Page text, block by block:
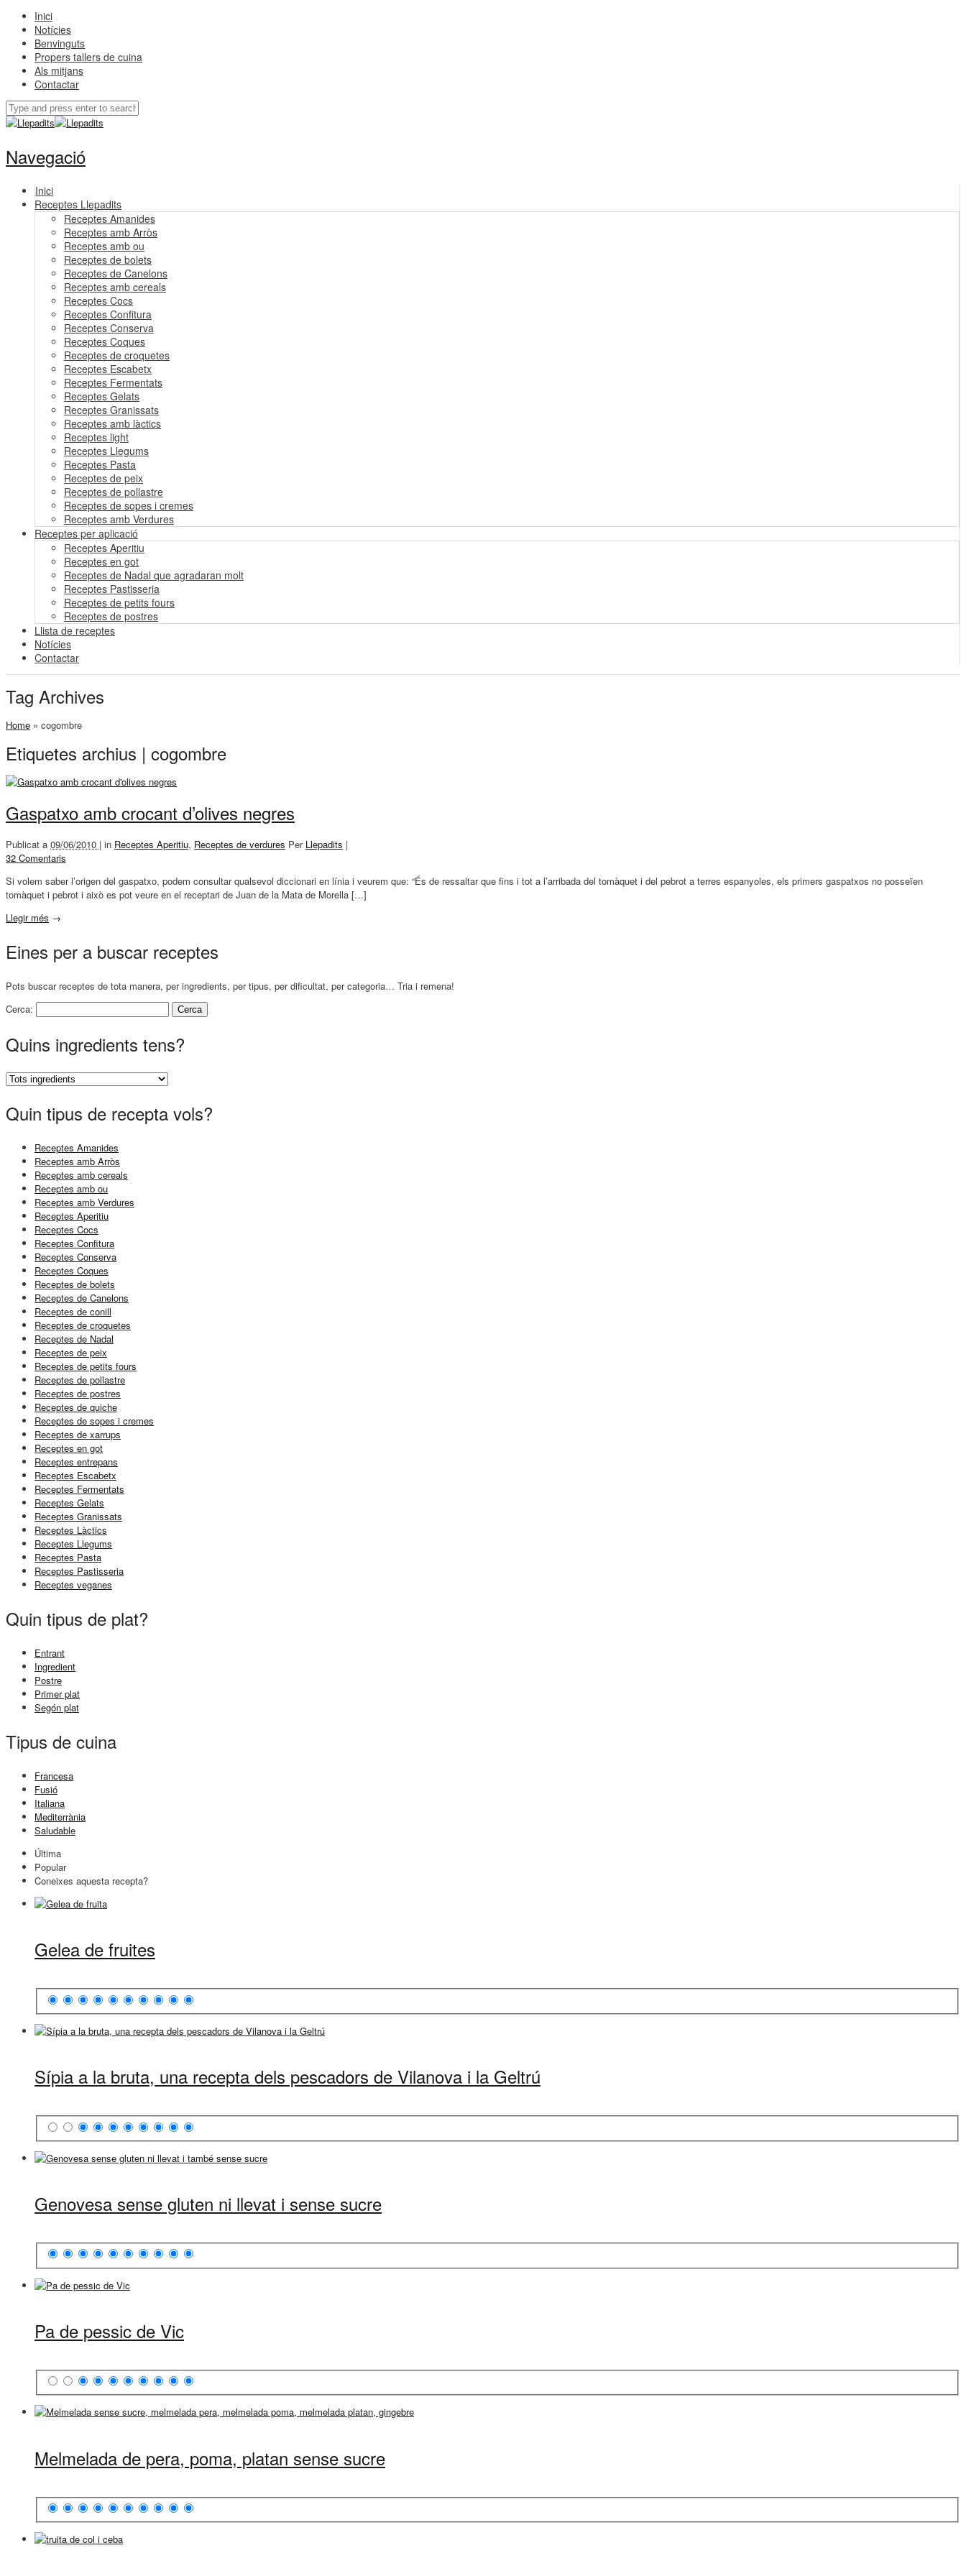
Inici
Notícies
Benvinguts
Propers tallers de cuina
Als mitjans
Contactar
Navegació
Inici
Receptes Llepadits
Receptes Amanides
Receptes amb Arròs
Receptes amb ou
Receptes de bolets
Receptes de Canelons
Receptes amb cereals
Receptes Cocs
Receptes Confitura
Receptes Conserva
Receptes Coques
Receptes de croquetes
Receptes Escabetx
Receptes Fermentats
Receptes Gelats
Receptes Granissats
Receptes amb làctics
Receptes light
Receptes Llegums
Receptes Pasta
Receptes de peix
Receptes de pollastre
Receptes de sopes i cremes
Receptes amb Verdures
Receptes per aplicació
Receptes Aperitiu
Receptes en got
Receptes de Nadal que agradaran molt
Receptes Pastisseria
Receptes de petits fours
Receptes de postres
Llista de receptes
Notícies
Contactar
Tag Archives
Home » cogombre
Etiquetes archius | cogombre
Gaspatxo amb crocant d’olives negres
Publicat a 09/06/2010 | in Receptes Aperitiu, Receptes de verdures Per Llepadits |
32 Comentaris
Si volem saber l’origen del gaspatxo, podem consultar qualsevol diccionari en línia i veurem que: “És de ressaltar que fins i tot a l’arribada del tomàquet i del pebrot a terres espanyoles, els primers gaspatxos no posseïen
tomàquet i pebrot i això es pot veure en el receptari de Juan de la Mata de Morella […]
Llegir més →
Eines per a buscar receptes
Pots buscar receptes de tota manera, per ingredients, per tipus, per dificultat, per categoria… Tria i remena!
Cerca:
Quins ingredients tens?
Quin tipus de recepta vols?
Receptes Amanides
Receptes amb Arròs
Receptes amb cereals
Receptes amb ou
Receptes amb Verdures
Receptes Aperitiu
Receptes Cocs
Receptes Confitura
Receptes Conserva
Receptes Coques
Receptes de bolets
Receptes de Canelons
Receptes de conill
Receptes de croquetes
Receptes de Nadal
Receptes de peix
Receptes de petits fours
Receptes de pollastre
Receptes de postres
Receptes de quiche
Receptes de sopes i cremes
Receptes de xarrups
Receptes en got
Receptes entrepans
Receptes Escabetx
Receptes Fermentats
Receptes Gelats
Receptes Granissats
Receptes Làctics
Receptes Llegums
Receptes Pasta
Receptes Pastisseria
Receptes veganes
Quin tipus de plat?
Entrant
Ingredient
Postre
Primer plat
Segón plat
Tipus de cuina
Francesa
Fusió
Italiana
Mediterrània
Saludable
Última
Popular
Coneixes aquesta recepta?
Gelea de fruites
Sípia a la bruta, una recepta dels pescadors de Vilanova i la Geltrú
Genovesa sense gluten ni llevat i sense sucre
Pa de pessic de Vic
Melmelada de pera, poma, platan sense sucre